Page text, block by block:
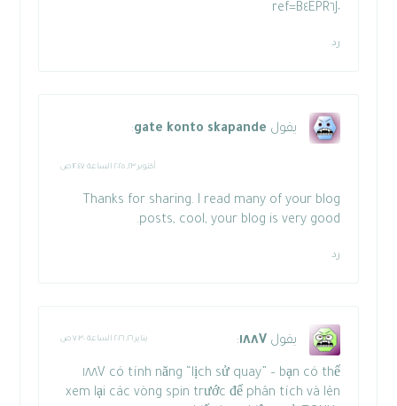
ref=B٤EPR٦J٠
رد
يقول gate konto skapande
:
أكتوبر ٢٣, ٢٠٢٥ الساعة ١٢:٤٧ ص
Thanks for sharing. I read many of your blog
posts, cool, your blog is very good.
رد
يقول ١٨٨V: يناير ٢٦, ٢٠٢٦ الساعة ٧:٣٠ ص
١٨٨V có tính năng “lịch sử quay” – bạn có thể
xem lại các vòng spin trước để phân tích và lên